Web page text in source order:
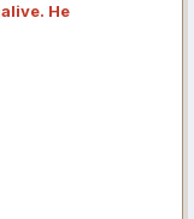
Не